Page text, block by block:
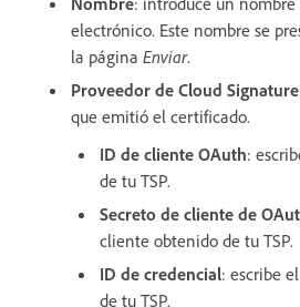
electrónico. Este nombre se
la página Enviar.
Proveedor de Cloud Signature
que emitió el certificado.
ID de cliente OAuth:
de tu TSP.
Secreto de cliente de
cliente obtenido de tu TSP.
ID de credencial: escribe
de tu TSP.